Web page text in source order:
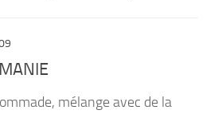
mélange avec de la